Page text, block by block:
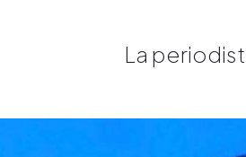
La